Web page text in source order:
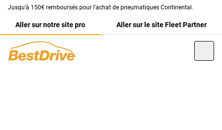
Jusqu’à 150€ remboursés pour l’achat de pneumatiques Continental.
Aller sur notre site pro Aller sur le site Fleet Partner